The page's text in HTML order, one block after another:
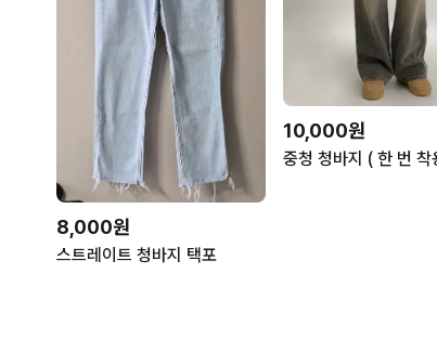
8,000원
스트레이트 청바지 택포
10,000원
중청 청바지 ( 한 번 착